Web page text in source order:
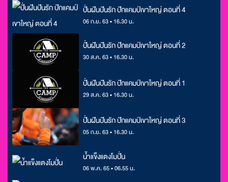
ปั่นฝันปันรัก ปักแคมป์เขาใหญ่ ตอนที่ 4
06 ก.ย. 63 • 16.30 น.
ปั่นฝันปันรัก ปักแคมป์เขาใหญ่ ตอนที่ 2
30 ส.ค. 63 • 16.30 น.
ปั่นฝันปันรัก ปักแคมป์เขาใหญ่ ตอนที่ 1
29 ส.ค. 63 • 16.30 น.
ปั่นฝันปันรัก ปักแคมป์เขาใหญ่ ตอนที่ 3
05 ก.ย. 63 • 16.30 น.
น้ำแข็งแตงโมปั่น
06 พ.ค. 65 • 06.55 น.